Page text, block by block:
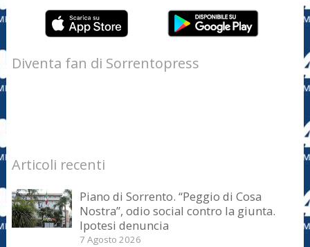
Diventa fan di Sorrentopress
Articoli recenti
Piano di Sorrento. “Peggio di Cosa
Nostra”, odio social contro la giunta.
Ipotesi denuncia
7 Agosto 2026